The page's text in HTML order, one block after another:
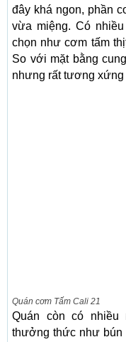
đây khá ngon, phần
vừa miệng. Có
chọn như cơm tấm
So với mặt bằng
nhưng rất tương
Quán cơm Tấm Cali 21
Quán còn có nhiều
thưởng thức như bún